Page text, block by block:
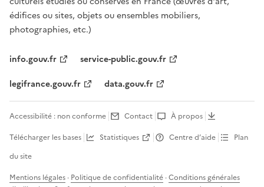
édifices ou sites, objets ou ensembles mobiliers,
photographies, etc.)
info.gouv.fr
service-public.gouv.fr
legifrance.gouv.fr
data.gouv.fr
Accessibilité : non conforme Contact
À propos
Télécharger les bases
Statistiques Centre d’aide
Plan
du site
Mentions légales · Politique de confidentialité ·Conditions générales